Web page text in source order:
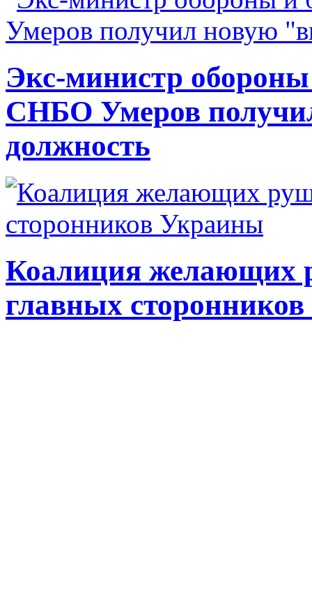
Экс-министр
СНБО Умеров
должность
Коалиция желающих
главных